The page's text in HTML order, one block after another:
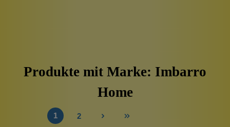
Produkte mit Marke: Imbarro
Home
1 2